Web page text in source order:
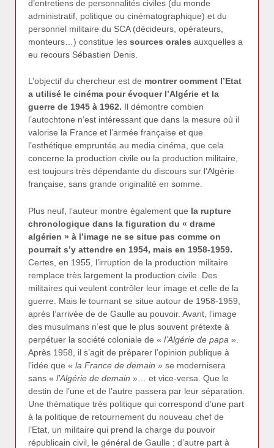
d’entretiens de personnalités civiles (du monde
administratif, politique ou cinématographique) et du
personnel militaire du SCA (décideurs, opérateurs,
monteurs…) constitue les sources orales auxquelles a
eu recours Sébastien Denis.
L’objectif du chercheur est de montrer comment l’Etat
a utilisé le cinéma pour évoquer l’Algérie et la
guerre de 1945 à 1962. Il démontre combien
l’autochtone n’est intéressant que dans la mesure où il
valorise la France et l’armée française et que
l’esthétique empruntée au media cinéma, que cela
concerne la production civile ou la production militaire,
est toujours très dépendante du discours sur l’Algérie
française, sans grande originalité en somme.
Plus neuf, l’auteur montre également que la rupture
chronologique dans la figuration du « drame
algérien » à l’image ne se situe pas comme on
pourrait s’y attendre en 1954, mais en 1958-1959.
Certes, en 1955, l’irruption de la production militaire
remplace très largement la production civile. Des
militaires qui veulent contrôler leur image et celle de la
guerre. Mais le tournant se situe autour de 1958-1959,
après l’arrivée de de Gaulle au pouvoir. Avant, l’image
des musulmans n’est que le plus souvent prétexte à
perpétuer la société coloniale de « l’Algérie de papa ».
Après 1958, il s’agit de préparer l’opinion publique à
l’idée que « la France de demain » se modernisera
sans « l’Algérie de demain »… et vice-versa. Que le
destin de l’une et de l’autre passera par leur séparation.
Une thématique très politique qui correspond d’une part
à la politique de retournement du nouveau chef de
l’Etat, un militaire qui prend la charge du pouvoir
républicain civil, le général de Gaulle ; d’autre part à